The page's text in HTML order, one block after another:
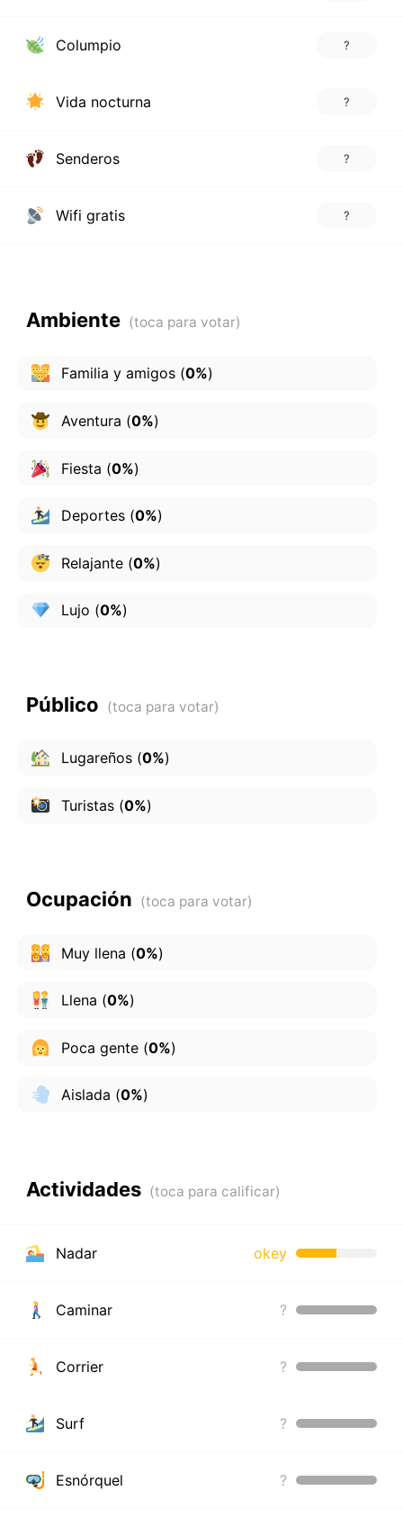
Columpio ?
Vida nocturna ?
Senderos ?
Wifi gratis ?
Ambiente
Familia y amigos(0%)
Aventura (0%)
Fiesta (0%)
Deportes(0%)
Relajante(0%)
Lujo (0%)
Público
Lugareños(0%)
Turistas(0%)
Ocupación
Muy llena (0%)
Llena (0%)
Poca gente(0%)
Aislada (0%)
Actividades
Nadar okey
Caminar ?
Corrier ?
Surf ?
Esnórquel ?